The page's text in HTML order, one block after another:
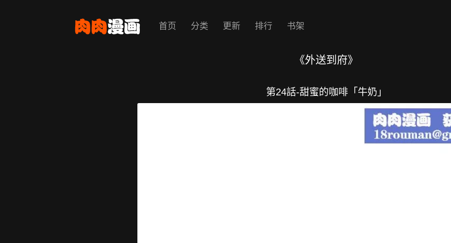
首页 分类 更新 排行 书架
《外送到府》
第24話-甜蜜的咖啡「牛奶」